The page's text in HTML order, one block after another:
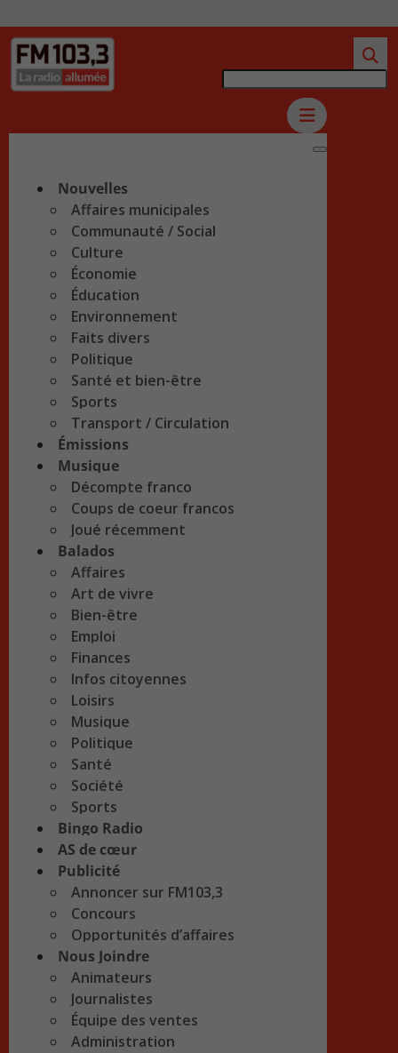
Nouvelles
Affaires municipales
Communauté / Social
Culture
Économie
Éducation
Environnement
Faits divers
Politique
Santé et bien-être
Sports
Transport / Circulation
Émissions
Musique
Décompte franco
Coups de coeur francos
Joué récemment
Balados
Affaires
Art de vivre
Bien-être
Emploi
Finances
Infos citoyennes
Loisirs
Musique
Politique
Santé
Société
Sports
Bingo Radio
AS de cœur
Publicité
Annoncer sur FM103,3
Concours
Opportunités d’affaires
Nous Joindre
Animateurs
Journalistes
Équipe des ventes
Administration